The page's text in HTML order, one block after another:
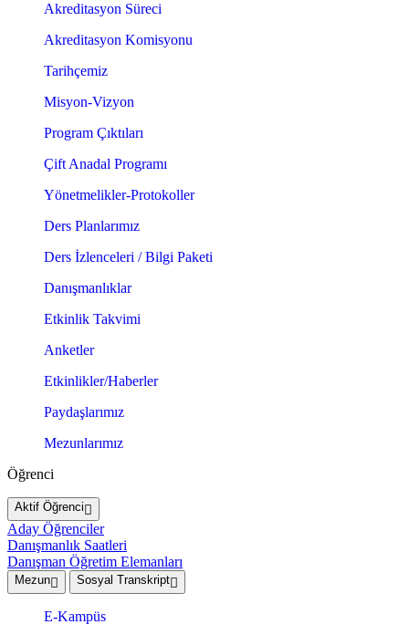
Akreditasyon Süreci
Akreditasyon Komisyonu
Tarihçemiz
Misyon-Vizyon
Program Çıktıları
Çift Anadal Programı
Yönetmelikler-Protokoller
Ders Planlarımız
Ders İzlenceleri / Bilgi Paketi
Danışmanlıklar
Etkinlik Takvimi
Anketler
Etkinlikler/Haberler
Paydaşlarımız
Mezunlarımız
Öğrenci
Aktif Öğrenci
Aday Öğrenciler
Danışmanlık Saatleri
Danışman Öğretim Elemanları
Mezun Sosyal Transkript
E-Kampüs